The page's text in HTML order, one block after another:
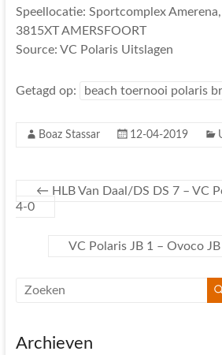
Speellocatie: Sportcomplex
3815XT AMERSFOORT
Source: VC Polaris Uitslagen
Getagd op: beach toernooi polaris
Boaz Stassar 12-04-2019
← HLB Van Daal/DS DS 7 – VC
4-0
VC Polaris JB 1 – Ovoco
Archieven